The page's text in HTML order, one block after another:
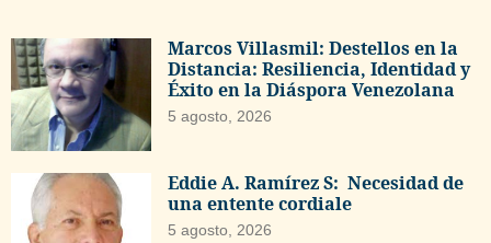
Marcos Villasmil: Destellos en la
Distancia: Resiliencia, Identidad y
Éxito en la Diáspora Venezolana
5 agosto, 2026
Eddie A. Ramírez S: Necesidad de
una entente cordiale
5 agosto, 2026